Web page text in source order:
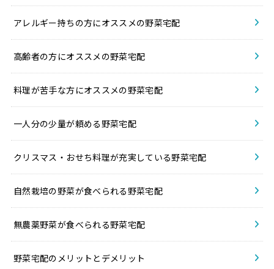
アレルギー持ちの方にオススメの野菜宅配
高齢者の方にオススメの野菜宅配
料理が苦手な方にオススメの野菜宅配
一人分の少量が頼める野菜宅配
クリスマス・おせち料理が充実している野菜宅配
自然栽培の野菜が食べられる野菜宅配
無農薬野菜が食べられる野菜宅配
野菜宅配のメリットとデメリット